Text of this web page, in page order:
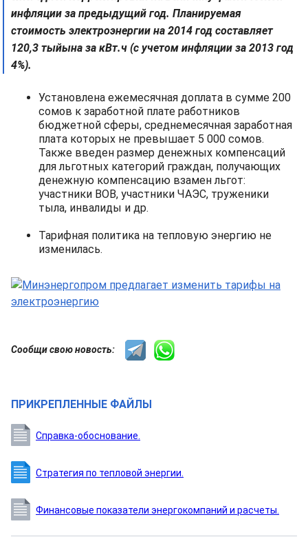
инфляции за предыдущий год. Планируемая
стоимость электроэнергии на 2014 год составляет
120,3 тыйына за кВт.ч (с учетом инфляции за 2013 год
4%).
Установлена ежемесячная доплата в сумме 200
сомов к заработной плате работников
бюджетной сферы, среднемесячная заработная
плата которых не превышает 5 000 сомов.
Также введен размер денежных компенсаций
для льготных категорий граждан, получающих
денежную компенсацию взамен льгот:
участники ВОВ, участники ЧАЭС, труженики
тыла, инвалиды и др.
Тарифная политика на тепловую энергию не
изменилась.
Сообщи свою новость:
ПРИКРЕПЛЕННЫЕ ФАЙЛЫ
Справка-обоснование.
Стратегия по тепловой энергии.
Финансовые показатели энергокомпаний и расчеты.